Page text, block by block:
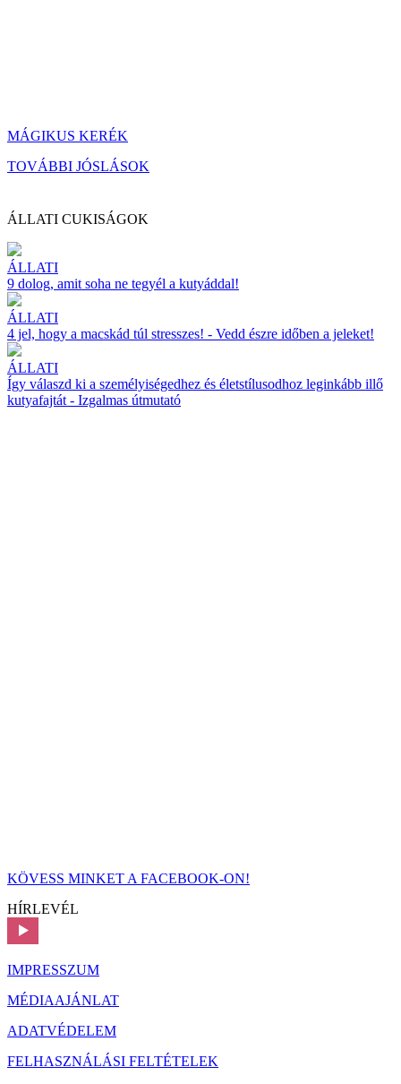
MÁGIKUS KERÉK
TOVÁBBI JÓSLÁSOK
ÁLLATI CUKISÁGOK
ÁLLATI
9 dolog, amit soha ne tegyél a kutyáddal!
ÁLLATI
4 jel, hogy a macskád túl stresszes! - Vedd észre időben a jeleket!
ÁLLATI
Így válaszd ki a személyiségedhez és életstílusodhoz leginkább illő
kutyafajtát - Izgalmas útmutató
KÖVESS MINKET A FACEBOOK-ON!
HÍRLEVÉL
IMPRESSZUM
MÉDIAAJÁNLAT
ADATVÉDELEM
FELHASZNÁLÁSI FELTÉTELEK